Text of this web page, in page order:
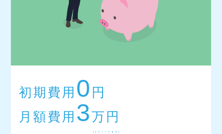
初期費用 0 円
月額費用 3万円
(3フィードまで)